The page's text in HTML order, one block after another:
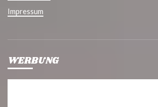
Impressum
WERBUNG